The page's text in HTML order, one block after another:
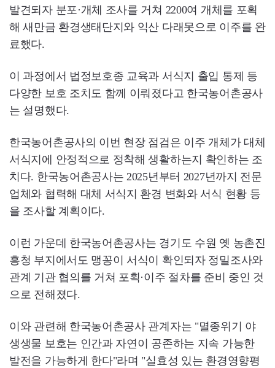
발견되자 분포·개체 조사를 거쳐 2200여 개체를 포획
해 새만금 환경생태단지와 익산 다래못으로 이주를 완
료했다.
이 과정에서 법정보호종 교육과 서식지 출입 통제 등
다양한 보호 조치도 함께 이뤄졌다고 한국농어촌공사
는 설명했다.
한국농어촌공사의 이번 현장 점검은 이주 개체가 대체
서식지에 안정적으로 정착해 생활하는지 확인하는 조
치다. 한국농어촌공사는 2025년부터 2027년까지 전문
업체와 협력해 대체 서식지 환경 변화와 서식 현황 등
을 조사할 계획이다.
이런 가운데 한국농어촌공사는 경기도 수원 옛 농촌진
흥청 부지에서도 맹꽁이 서식이 확인되자 정밀조사와
관계 기관 협의를 거쳐 포획·이주 절차를 준비 중인 것
으로 전해졌다.
이와 관련해 한국농어촌공사 관계자는 "멸종위기 야
생생물 보호는 인간과 자연이 공존하는 지속 가능한
발전을 가능하게 한다"라며 "실효성 있는 환경영향평